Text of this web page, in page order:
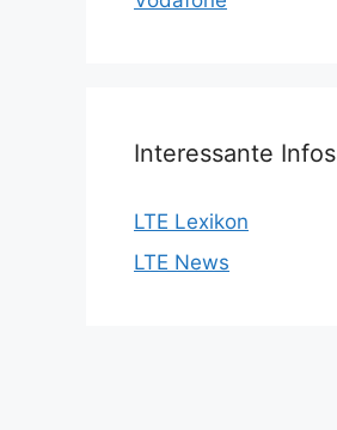
Interessante Infos
LTE Lexikon
LTE News